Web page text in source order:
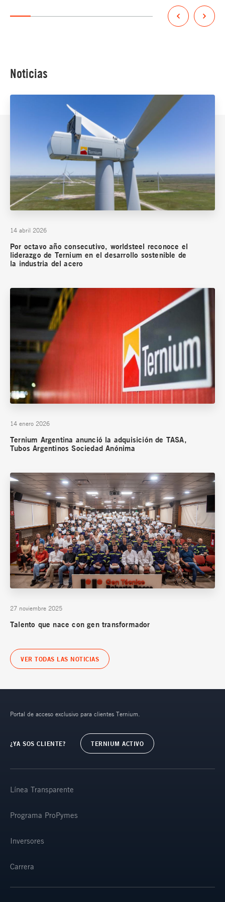
Noticias
14 abril 2026
Por octavo año consecutivo, worldsteel reconoce el
liderazgo de Ternium en el desarrollo sostenible de
la industria del acero
14 enero 2026
Ternium Argentina anunció la adquisición de TASA,
Tubos Argentinos Sociedad Anónima
27 noviembre 2025
Talento que nace con gen transformador
VER TODAS LAS NOTICIAS
Portal de acceso exclusivo para clientes Ternium.
¿YA SOS CLIENTE? TERNIUM ACTIVO
Línea Transparente
Programa ProPymes
Inversores
Carrera